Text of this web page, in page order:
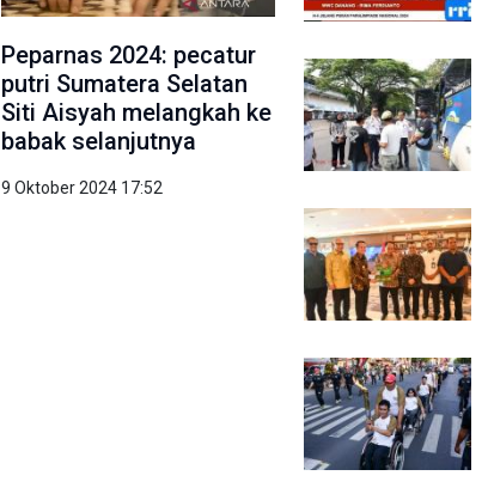
Peparnas 2024: pecatur
putri Sumatera Selatan
Siti Aisyah melangkah ke
babak selanjutnya
9 Oktober 2024 17:52